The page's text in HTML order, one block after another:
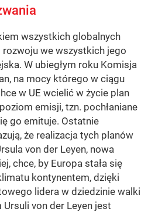
wszystkich globalnych
we wszystkich jego
W ubiegłym roku Komisja
na mocy którego w ciągu
w UE wcielić w życie plan
emisji, tzn. pochłaniane
go emituje. Ostatnie
że realizacja tych planów
von der Leyen, nowa
chce, by Europa stała się
kontynentem, dzięki
lidera w dziedzinie walki
von der Leyen jest